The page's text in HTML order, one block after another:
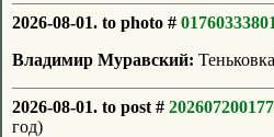
2026-08-01. to photo # 01760333801
Владимир Муравский:
2026-08-01. to post #
год)